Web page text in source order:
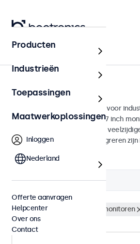
Home
27 inch monitoren
27 inch monitoren ontworpen voor
commercieel gebruik. Deze 27 inch
diverse videoaansluitingen en
waarmee ze naadloos te integreren
Filter (0)
Waterdicht (IP65) 27 inch monitoren
Producten
Industrieën
Toepassingen
Maatwerkoplossingen
Inloggen
Nederland
Offerte aanvragen
Helpcenter
Over ons
Contact